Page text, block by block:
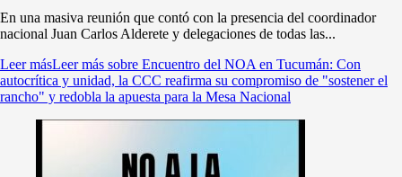
En una masiva reunión que contó con la presencia del coordinador
nacional Juan Carlos Alderete y delegaciones de todas las...
Leer másLeer más sobre Encuentro del NOA en Tucumán: Con
autocrítica y unidad, la CCC reafirma su compromiso de "sostener el
rancho" y redobla la apuesta para la Mesa Nacional